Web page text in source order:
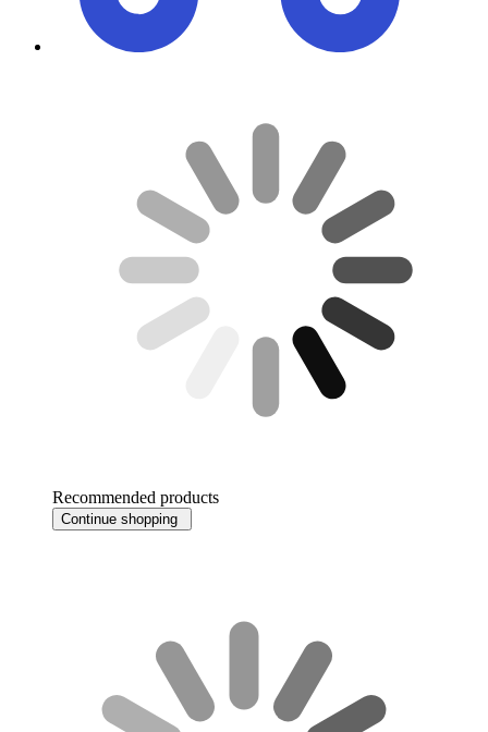
Recommended products
Continue shopping